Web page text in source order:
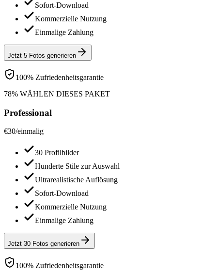
Sofort-Download
Kommerzielle Nutzung
Einmalige Zahlung
Jetzt 5 Fotos generieren
100% Zufriedenheitsgarantie
78% WÄHLEN DIESES PAKET
Professional
€30/einmalig
30 Profilbilder
Hunderte Stile zur Auswahl
Ultrarealistische Auflösung
Sofort-Download
Kommerzielle Nutzung
Einmalige Zahlung
Jetzt 30 Fotos generieren
100% Zufriedenheitsgarantie